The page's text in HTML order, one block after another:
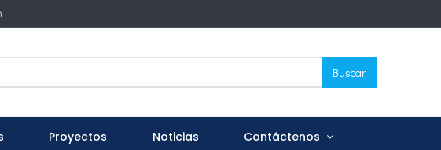
Buscar
Proyectos Noticias Contáctenos